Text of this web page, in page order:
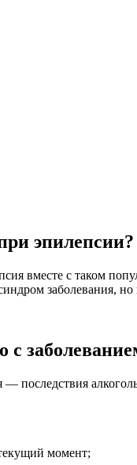
эпилепсии?
вместе с таком
заболевания,
с
последствия
момент;